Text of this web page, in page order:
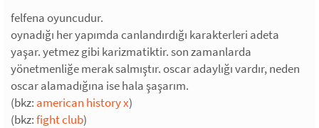
felfena oyuncudur.
oynadığı her yapımda canlandırdığı karakterleri adeta
yaşar. yetmez gibi karizmatiktir. son zamanlarda
yönetmenliğe merak salmıştır. oscar adaylığı vardır, neden
oscar alamadığına ise hala şaşarım.
(bkz: american history x)
(bkz:fight club)